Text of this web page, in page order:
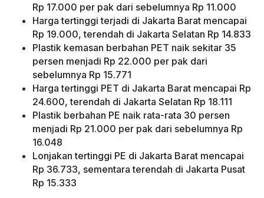
Rp 17.000 per pak dari sebelumnya Rp 11.000
Harga tertinggi terjadi di Jakarta Barat mencapai
Rp 19.000, terendah di Jakarta Selatan Rp 14.833
Plastik kemasan berbahan PET naik sekitar 35
persen menjadi Rp 22.000 per pak dari
sebelumnya Rp 15.771
Harga tertinggi PET di Jakarta Barat mencapai Rp
24.600, terendah di Jakarta Selatan Rp 18.111
Plastik berbahan PE naik rata-rata 30 persen
menjadi Rp 21.000 per pak dari sebelumnya Rp
16.048
Lonjakan tertinggi PE di Jakarta Barat mencapai
Rp 36.733, sementara terendah di Jakarta Pusat
Rp 15.333